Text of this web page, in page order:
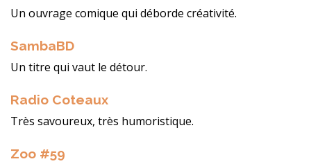
Un ouvrage comique qui déborde créativité.
SambaBD
Un titre qui vaut le détour.
Radio Coteaux
Très savoureux, très humoristique.
Zoo #59